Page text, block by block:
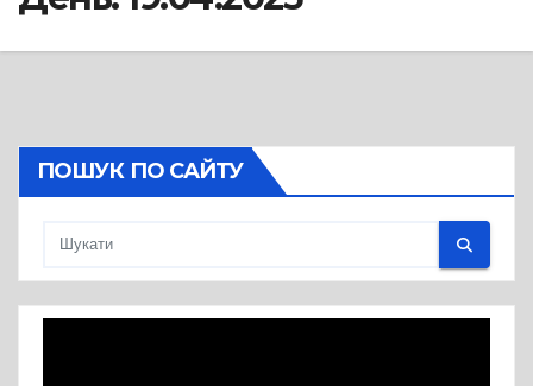
ПОШУК ПО САЙТУ